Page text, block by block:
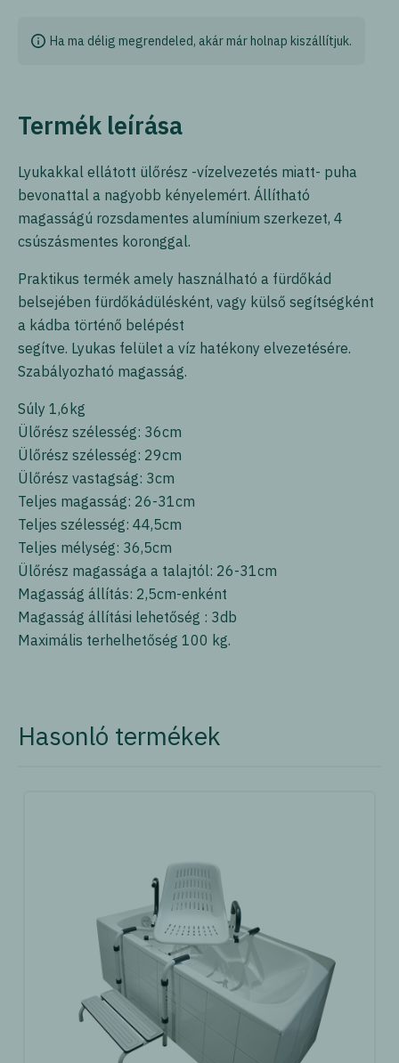
Ha ma délig megrendeled, akár már holnap kiszállítjuk.
Termék leírása
Lyukakkal ellátott ülőrész -vízelvezetés miatt- puha
bevonattal a nagyobb kényelemért. Állítható
magasságú rozsdamentes alumínium szerkezet, 4
csúszásmentes koronggal.
Praktikus termék amely használható a fürdőkád
belsejében fürdőkádülésként, vagy külső segítségként
a kádba történő belépést
segítve. Lyukas felület a víz hatékony elvezetésére.
Szabályozható magasság.
Súly 1,6kg
Ülőrész szélesség: 36cm
Ülőrész szélesség: 29cm
Ülőrész vastagság: 3cm
Teljes magasság: 26-31cm
Teljes szélesség: 44,5cm
Teljes mélység: 36,5cm
Ülőrész magassága a talajtól: 26-31cm
Magasság állítás: 2,5cm-enként
Magasság állítási lehetőség : 3db
Maximális terhelhetőség 100 kg.
Hasonló termékek